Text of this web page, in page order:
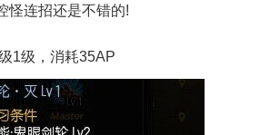
怪连招还是不错的!
级，消耗35AP